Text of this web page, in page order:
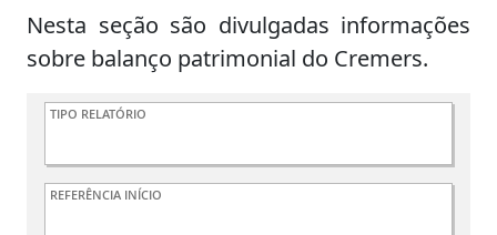
Nesta seção são divulgadas informações
sobre balanço patrimonial do Cremers.